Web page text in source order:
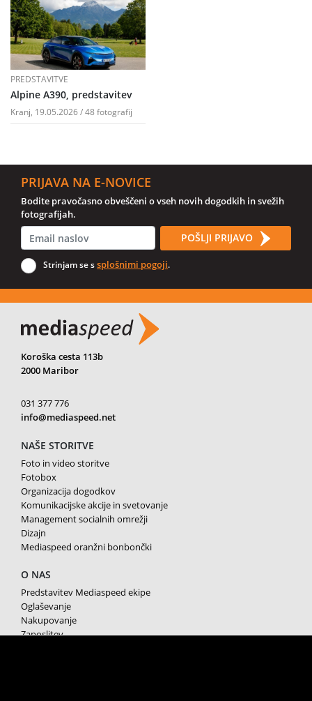
PREDSTAVITVE
Alpine A390, predstavitev
Kranj, 19.05.2026 / 48 fotografij
PRIJAVA NA E-NOVICE
Bodite pravočasno obveščeni o vseh novih dogodkih in svežih
fotografijah.
POŠLJI PRIJAVO
Strinjam se ssplošnimi pogoji.
Koroška cesta 113b
2000 Maribor
031 377 776
info@mediaspeed.net
NAŠE STORITVE
Foto in video storitve
Fotobox
Organizacija dogodkov
Komunikacijske akcije in svetovanje
Management socialnih omrežji
Dizajn
Mediaspeed oranžni bonbončki
O NAS
Predstavitev Mediaspeed ekipe
Oglaševanje
Nakupovanje
Zaposlitev